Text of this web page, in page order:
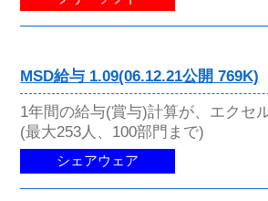
MSD給与 1.09(06.12.21公開 769K)
1年間の給与(賞与)計算が、エクセ
(最大253人、100部門まで)
シェアウェア